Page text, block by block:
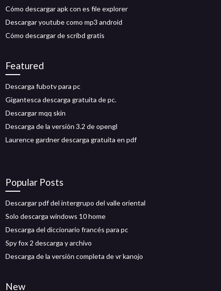
Cómo descargar apk con es file explorer
Descargar youtube como mp3 android
Cómo descargar de scribd gratis
Featured
Descarga fubotv para pc
Gigantesca descarga gratuita de pc.
Descargar mqq skin
Descarga de la versión 3.2 de opengl
Laurence gardner descarga gratuita en pdf
Popular Posts
Descargar pdf del intergrupo del valle oriental
Solo descarga windows 10 home
Descarga del diccionario francés para pc
Spy fox 2 descarga y archivo
Descarga de la versión completa de vr kanojo
New